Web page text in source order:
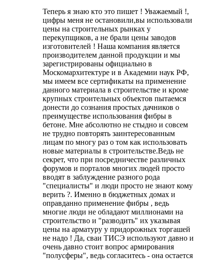
Теперь я знаю кто это пишет ! Уважаемый !,
цифры меня не остановили,вы использовали
цены на строительных рынках у
перекупщиков, а не брали цены заводов
изготовителей ! Наша компания является
производителем данной продукции и мы
зарегистрированы официально в
Москомархитектуре и в Академии наук РФ,
мы имеем все сертификаты на применение
данного материала в строительстве и кроме
крупных строительных объектов пытаемся
донести до сознания простых дачников о
преимуществе использования фибры в
бетоне. Мне абсолютно не стыдно и совсем
не трудно повторять заинтересованным
лицам по многу раз о том как использовать
новые материалы в строительстве.Ведь не
секрет, что при посредничестве различных
форумов и порталов многих людей просто
вводят в заблуждение разного рода
"специалисты" и люди просто не знают кому
верить ?. Именно в бюджетных домах и
оправданно применение фибры , ведь
многие люди не обладают миллионами на
строительство и "разводить" их указывая
цены на арматуру у придорожных торгашей
не надо ! Да, сваи ТИСЭ используют давно и
очень давно стоит вопрос армирования
"полусферы", ведь согласитесь - она остается